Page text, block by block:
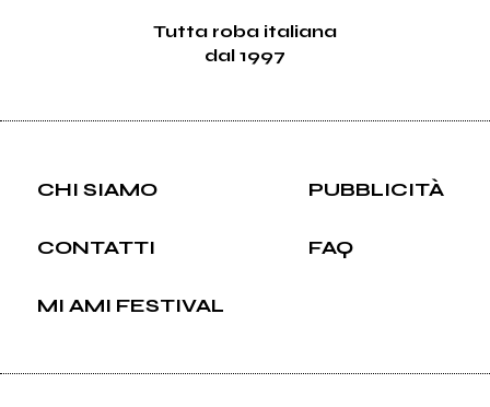
Tutta roba italiana
dal 1997
CHI SIAMO PUBBLICITÀ
CONTATTI FAQ
MI AMI FESTIVAL